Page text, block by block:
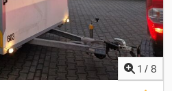
uur Of 24/7 via onze trailershop
deze advertentie zijn
beschermd 03/26
1 / 8